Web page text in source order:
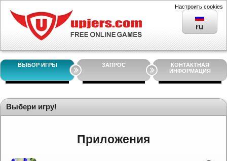
ru
ВЫБОР ИГРЫ ЗАПРОС
КОНТАКТНАЯ
ИНФОРМАЦИЯ
Выбери игру!
Приложения
Настроить cookies